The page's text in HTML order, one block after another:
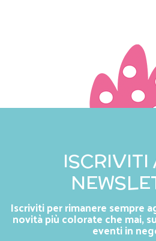
Iscriviti per rimanere sempre
novità più colorate che mai,
eventi in